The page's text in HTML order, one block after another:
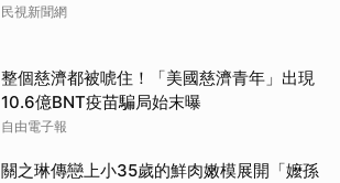
民視新聞網
整個慈濟都被唬住！「美國慈濟青年」出現
10.6億BNT疫苗騙局始末曝
自由電子報
關之琳傳戀上小35歲的鮮肉嫩模展開「嬤孫